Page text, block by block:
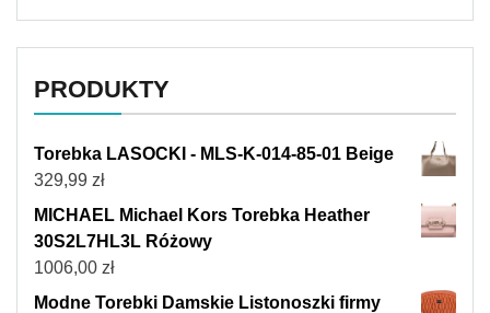
PRODUKTY
Torebka LASOCKI - MLS-K-014-85-01 Beige
329,99 zł
MICHAEL Michael Kors Torebka Heather
30S2L7HL3L Różowy
1006,00 zł
Modne Torebki Damskie Listonoszki firmy